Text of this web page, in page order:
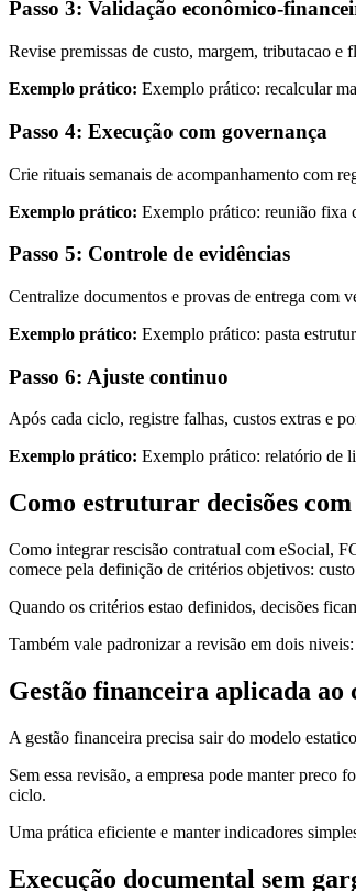
Passo 3: Validação econômico-
Revise premissas de custo, margem, tributacao e
Exemplo prático: Exemplo prático: recalcular
Passo 4: Execução com governança
Crie rituais semanais de acompanhamento com
Exemplo prático: Exemplo prático: reunião fixa
Passo 5: Controle de evidências
Centralize documentos e provas de entrega com
Exemplo prático: Exemplo prático: pasta
Passo 6: Ajuste continuo
Após cada ciclo, registre falhas, custos extras e
Exemplo prático: Exemplo prático: relatório de
Como estruturar decisões
Como integrar rescisão contratual com eSocial,
comece pela definição de critérios objetivos:
Quando os critérios estao definidos, decisões
Também vale padronizar a revisão em dois
Gestão financeira aplicada ao
A gestão financeira precisa sair do modelo
Sem essa revisão, a empresa pode manter
ciclo.
Uma prática eficiente e manter indicadores
Execução documental sem